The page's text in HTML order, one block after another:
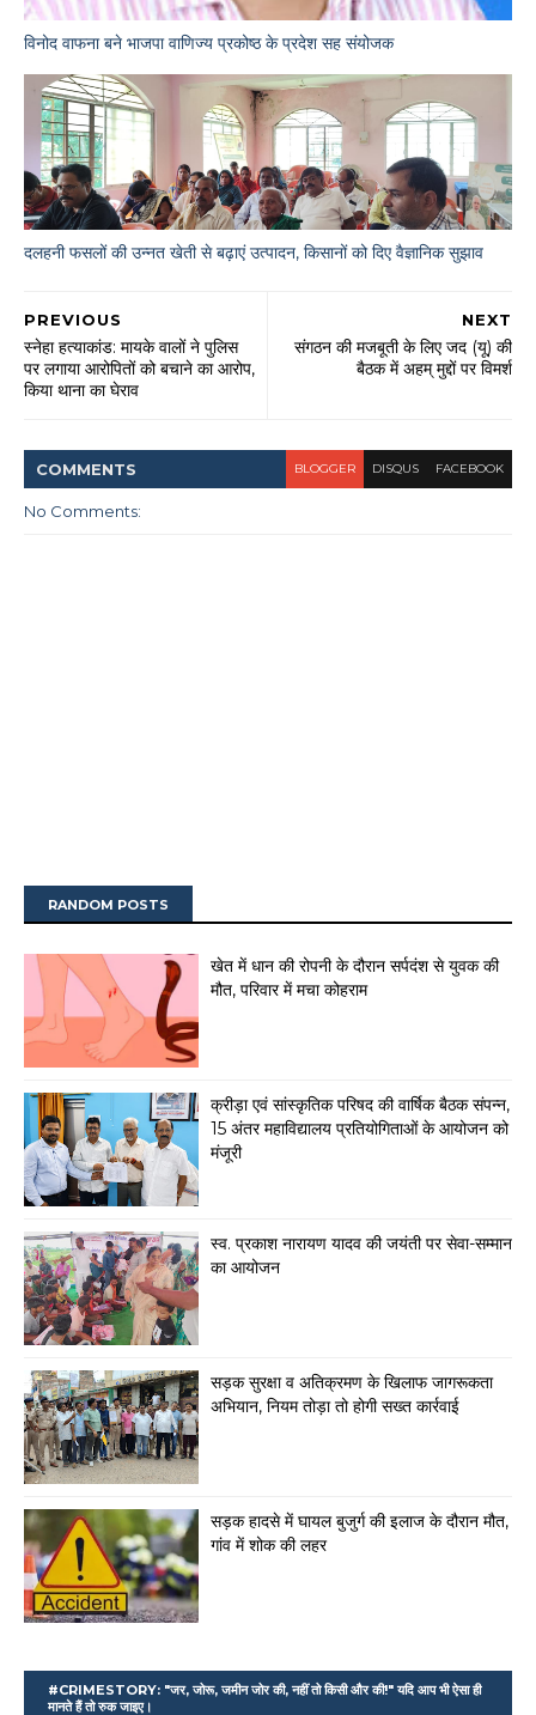
विनोद वाफना बने भाजपा वाणिज्य प्रकोष्ठ के प्रदेश सह संयोजक
दलहनी फसलों की उन्नत खेती से बढ़ाएं उत्पादन, किसानों को दिए वैज्ञानिक सुझाव
NEXT
संगठन की मजबूती के लिए जद (यू) की
बैठक में अहम् मुद्दों पर विमर्श
PREVIOUS
स्नेहा हत्याकांड: मायके वालों ने पुलिस
पर लगाया आरोपितों को बचाने का आरोप,
किया थाना का घेराव
COMMENTS BLOGGER DISQUS FACEBOOK
No Comments:
RANDOM POSTS
खेत में धान की रोपनी के दौरान सर्पदंश से युवक की
मौत, परिवार में मचा कोहराम
क्रीड़ा एवं सांस्कृतिक परिषद की वार्षिक बैठक संपन्न,
15 अंतर महाविद्यालय प्रतियोगिताओं के आयोजन को
मंजूरी
स्व. प्रकाश नारायण यादव की जयंती पर सेवा-सम्मान
का आयोजन
सड़क सुरक्षा व अतिक्रमण के खिलाफ जागरूकता
अभियान, नियम तोड़ा तो होगी सख्त कार्रवाई
सड़क हादसे में घायल बुजुर्ग की इलाज के दौरान मौत,
गांव में शोक की लहर
#CRIMESTORY: "जर, जोरू, जमीन जोर की, नहीं तो किसी और की!" यदि आप भी ऐसा ही
मानते हैं तो रुक जाइए।